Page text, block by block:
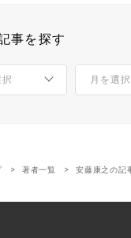
事を探す
著者一覧 安藤康之の記